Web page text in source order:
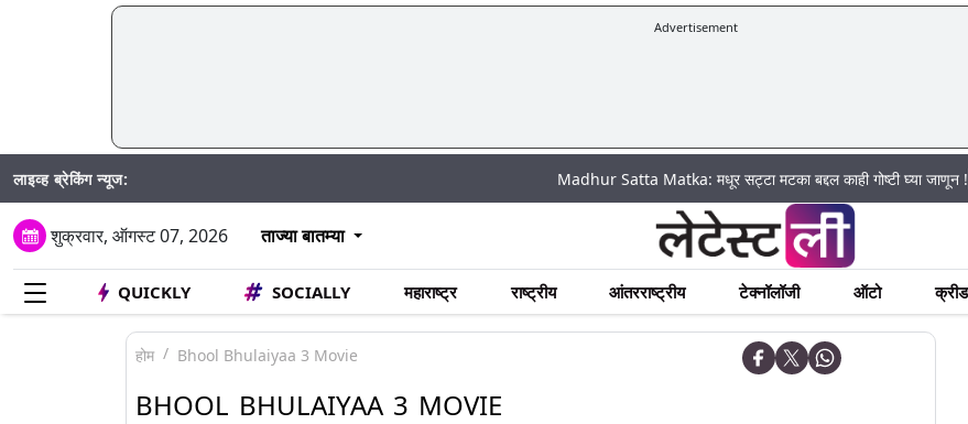
Advertisement
लाइव्ह ब्रेकिंग न्यूज: Madhur Satta Matka: मधूर सट्टा मटका बद्दल काही गोष्टी घ्या जाणून ! |
शुक्रवार, ऑगस्ट 07, 2026 ताज्या बातम्या
QUICKLY SOCIALLY महाराष्ट्र राष्ट्रीय आंतरराष्ट्रीय टेक्नॉलॉजी ऑटो
होम Bhool Bhulaiyaa 3 Movie
BHOOL BHULAIYAA 3 MOVIE